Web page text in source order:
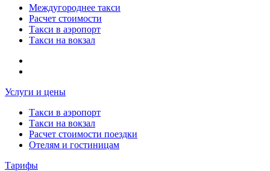
Междугороднее такси
Расчет стоимости
Такси в аэропорт
Такси на вокзал
Услуги и цены
Такси в аэропорт
Такси на вокзал
Расчет стоимости поездки
Отелям и гостиницам
Тарифы